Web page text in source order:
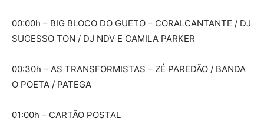
00:00h – BIG BLOCO DO GUETO – CORALCANTANTE / DJ
SUCESSO TON / DJ NDV E CAMILA PARKER
00:30h – AS TRANSFORMISTAS – ZÉ PAREDÃO / BANDA
O POETA / PATEGA
01:00h – CARTÃO POSTAL